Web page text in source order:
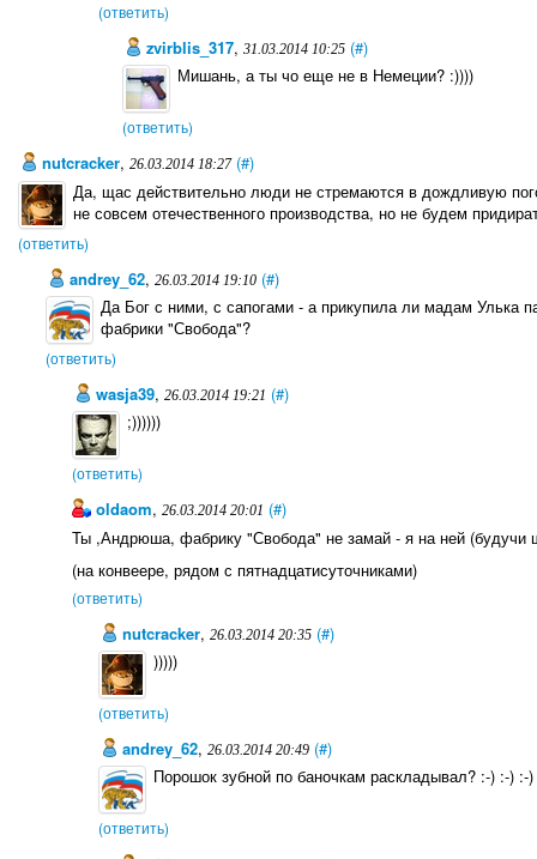
(ответить)
zvirblis_317,31.03.2014 10:25 (#)
Мишань, а ты чо еще не в Немеции? :))))
(ответить)
nutcracker, 26.03.2014 18:27 (#)
Да, щас действительно люди не стремаются в дождливую
не совсем отечественного производства, но не будем
(ответить)
andrey_62, 26.03.2014 19:10 (#)
Да Бог с ними, с сапогами - а прикупила ли мадам Улька
фабрики "Свобода"?
(ответить)
wasja39,26.03.2014 19:21 (#)
;))))))
(ответить)
oldaom,26.03.2014 20:01 (#)
Ты ,Андрюша, фабрику "Свобода" не замай - я на ней (будучи
(на конвеере, рядом с пятнадцатисуточниками)
(ответить)
nutcracker, 26.03.2014 20:35 (#)
)))))
(ответить)
andrey_62, 26.03.2014 20:49 (#)
Порошок зубной по баночкам раскладывал? :-) :-) :-)
(ответить)